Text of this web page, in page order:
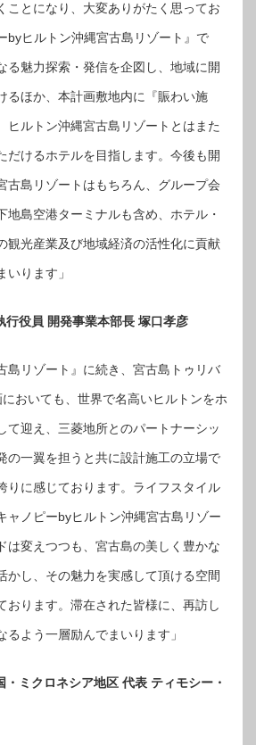
ことになり、大変ありがたく思ってお
byヒルトン沖縄宮古島リゾート』で
る魅力探索・発信を企図し、地域に開
るほか、本計画敷地内に『賑わい施
ヒルトン沖縄宮古島リゾートとはまた
だけるホテルを目指します。今後も開
古島リゾートはもちろん、グループ会
地島空港ターミナルも含め、ホテル・
観光産業及び地域経済の活性化に貢献
いります」
行役員 開発事業本部長 塚口孝彦
島リゾート』に続き、宮古島トゥリバ
おいても、世界で名高いヒルトンをホ
て迎え、三菱地所とのパートナーシッ
の一翼を担うと共に設計施工の立場で
りに感じております。ライフスタイル
ャノピーbyヒルトン沖縄宮古島リゾー
は変えつつも、宮古島の美しく豊かな
かし、その魅力を実感して頂ける空間
おります。滞在された皆様に、再訪し
るよう一層励んでまいります」
ミクロネシア地区 代表 ティモシー・